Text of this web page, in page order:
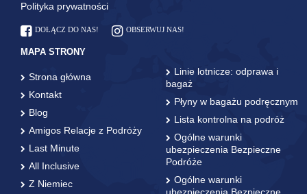
Polityka prywatności
DOŁĄCZ DO NAS! OBSERWUJ NAS!
MAPA STRONY
Strona główna
Kontakt
Blog
Amigos Relacje z Podróży
Last Minute
All Inclusive
Z Niemiec
Linie lotnicze: odprawa i
bagaż
Płyny w bagażu podręcznym
Lista kontrolna na podróż
Ogólne warunki
ubezpieczenia Bezpieczne
Podróże
Ogólne warunki